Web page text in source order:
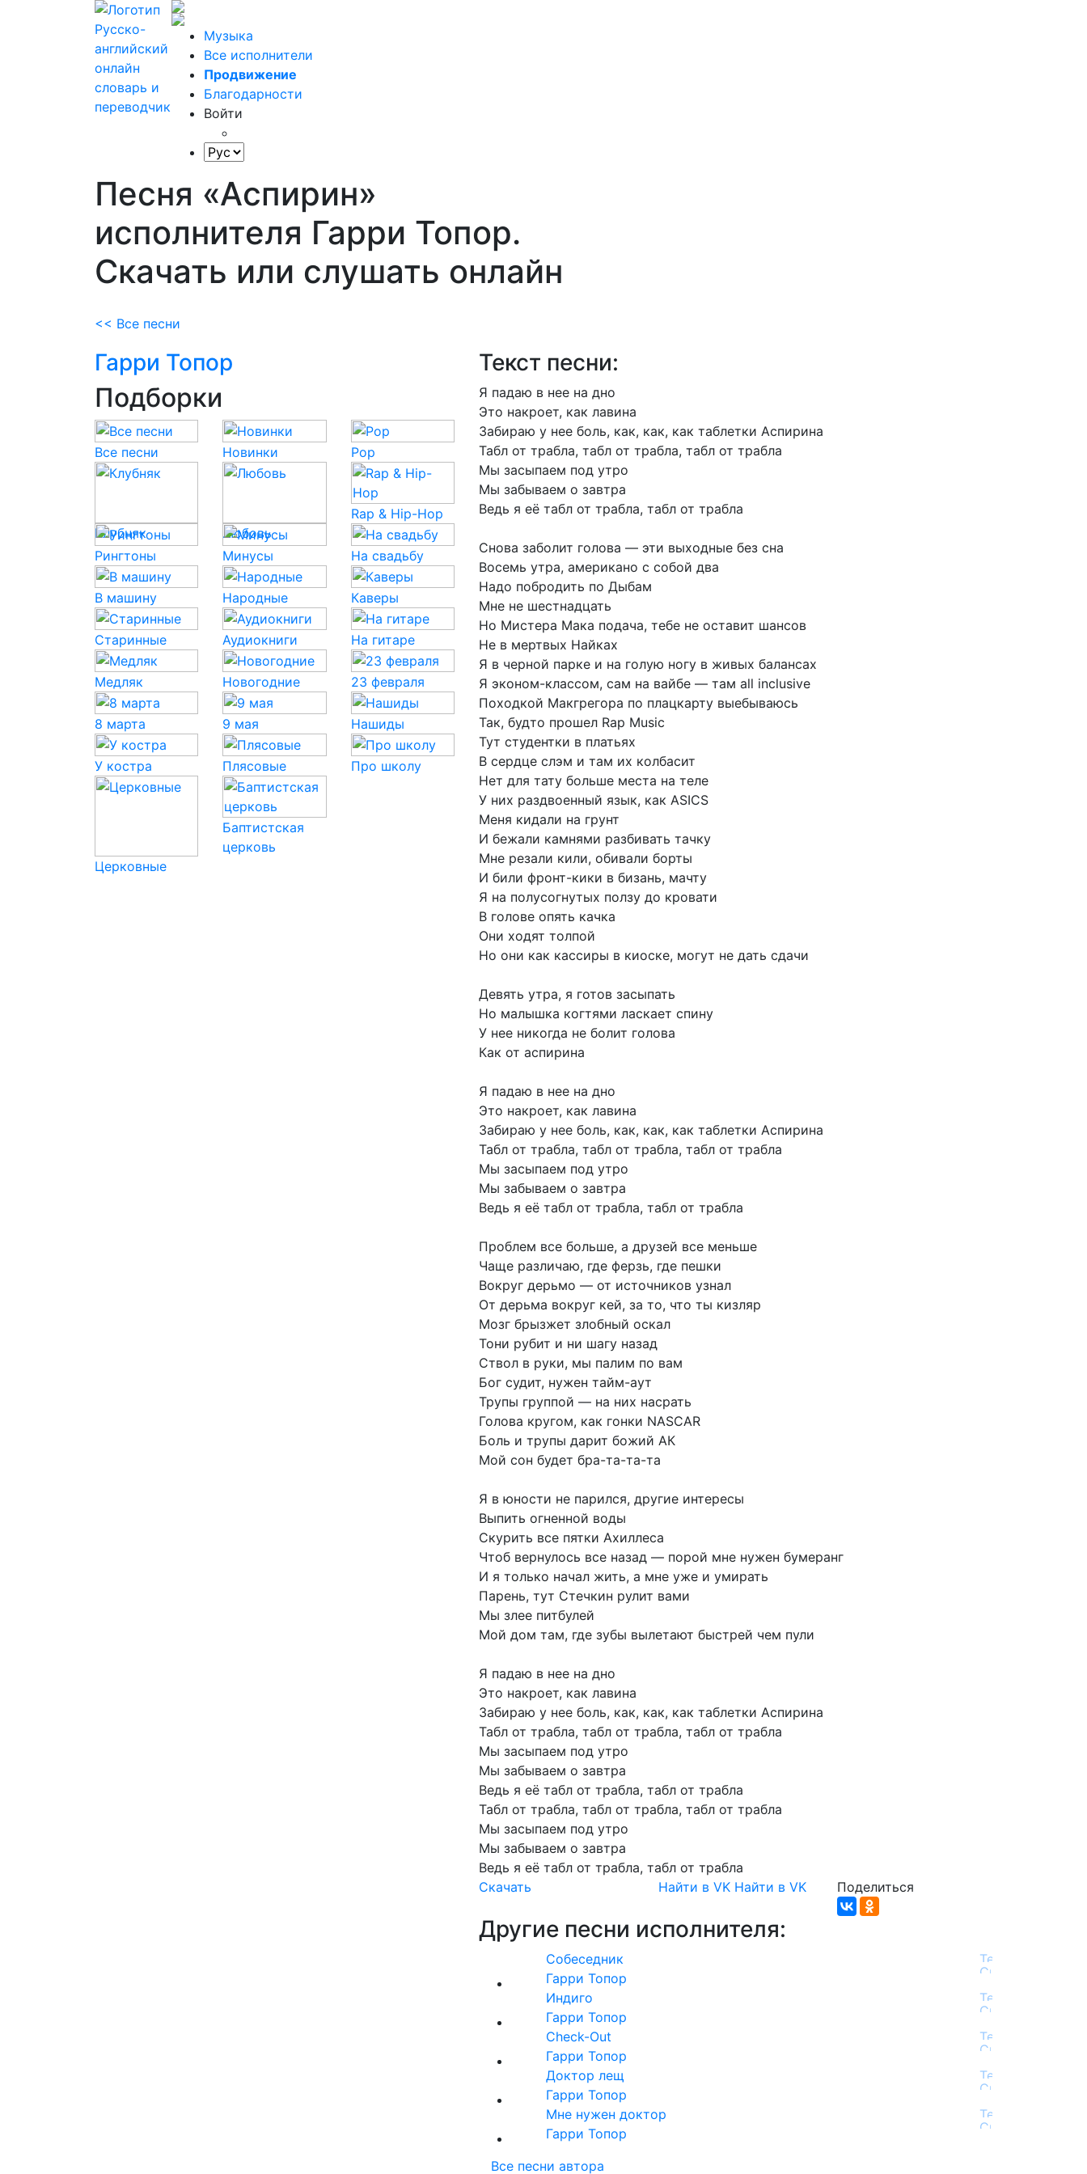
Музыка
Все исполнители
Продвижение
Благодарности
Войти
Песня «Аспирин»
исполнителя Гарри Топор.
Скачать или слушать онлайн
<< Все песни
Текст песни:
Я падаю в нее на дно
Это накроет, как лавина
Забираю у нее боль, как, как, как таблетки Аспирина
Табл от трабла, табл от трабла, табл от трабла
Мы засыпаем под утро
Мы забываем о завтра
Ведь я её табл от трабла, табл от трабла
Снова заболит голова — эти выходные без сна
Восемь утра, американо с собой два
Надо побродить по Дыбам
Мне не шестнадцать
Но Мистера Мака подача, тебе не оставит шансов
Не в мертвых Найках
Я в черной парке и на голую ногу в живых балансах
Я эконом-классом, сам на вайбе — там all inclusive
Походкой Макгрегора по плацкарту выебываюсь
Так, будто прошел Rap Music
Тут студентки в платьях
В сердце слэм и там их колбасит
Нет для тату больше места на теле
У них раздвоенный язык, как ASICS
Меня кидали на грунт
И бежали камнями разбивать тачку
Мне резали кили, обивали борты
И били фронт-кики в бизань, мачту
Я на полусогнутых ползу до кровати
В голове опять качка
Они ходят толпой
Но они как кассиры в киоске, могут не дать сдачи
Девять утра, я готов засыпать
Но малышка когтями ласкает спину
У нее никогда не болит голова
Как от аспирина
Я падаю в нее на дно
Это накроет, как лавина
Забираю у нее боль, как, как, как таблетки Аспирина
Табл от трабла, табл от трабла, табл от трабла
Мы засыпаем под утро
Мы забываем о завтра
Ведь я её табл от трабла, табл от трабла
Проблем все больше, а друзей все меньше
Чаще различаю, где ферзь, где пешки
Вокруг дерьмо — от источников узнал
От дерьма вокруг кей, за то, что ты кизляр
Мозг брызжет злобный оскал
Тони рубит и ни шагу назад
Ствол в руки, мы палим по вам
Бог судит, нужен тайм-аут
Трупы группой — на них насрать
Голова кругом, как гонки NASCAR
Боль и трупы дарит божий АК
Мой сон будет бра-та-та-та
Я в юности не парился, другие интересы
Выпить огненной воды
Скурить все пятки Ахиллеса
Чтоб вернулось все назад — порой мне нужен бумеранг
И я только начал жить, а мне уже и умирать
Парень, тут Стечкин рулит вами
Мы злее питбулей
Мой дом там, где зубы вылетают быстрей чем пули
Я падаю в нее на дно
Это накроет, как лавина
Забираю у нее боль, как, как, как таблетки Аспирина
Табл от трабла, табл от трабла, табл от трабла
Мы засыпаем под утро
Мы забываем о завтра
Ведь я её табл от трабла, табл от трабла
Табл от трабла, табл от трабла, табл от трабла
Мы засыпаем под утро
Мы забываем о завтра
Ведь я её табл от трабла, табл от трабла
Скачать
Найти в VK Найти в VK Поделиться
Другие песни исполнителя:
Собеседник
Гарри Топор
Индиго
Гарри Топор
Check-Out
Гарри Топор
Доктор лещ
Гарри Топор
Мне нужен доктор
Гарри Топор
Все песни автора
Гарри Топор
Подборки
Все песни Новинки Pop
Клубняк Любовь
Rap & Hip-Hop
Рингтоны Минусы На свадьбу
В машину Народные Каверы
Старинные Аудиокниги На гитаре
Медляк Новогодние 23 февраля
8 марта 9 мая Нашиды
У костра Плясовые Про школу
Церковные
Баптистская
церковь